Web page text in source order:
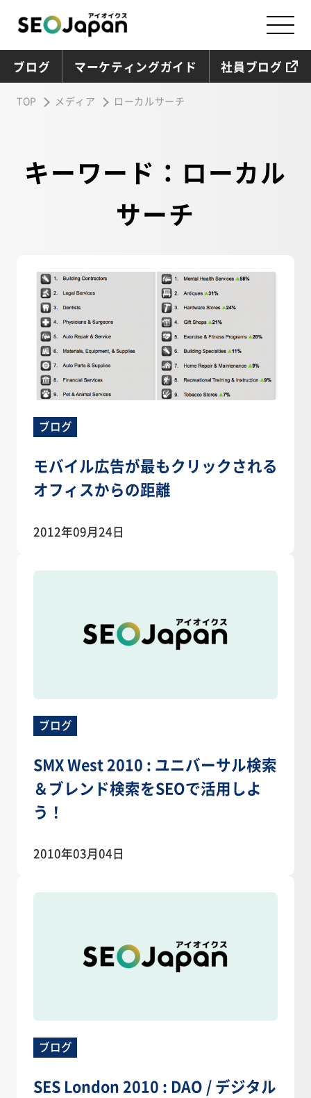
ブログ マーケティングガイド 社員ブログ
TOP メディア ローカルサーチ
キーワード：ローカル
サーチ
ブログ
モバイル広告が最もクリックされる
オフィスからの距離
2012年09月24日
ブログ
SMX West 2010 : ユニバーサル検索
＆ブレンド検索をSEOで活用しよ
う！
2010年03月04日
ブログ
SES London 2010 : DAO / デジタル